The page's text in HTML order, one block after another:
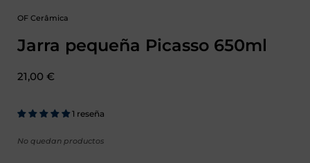
OF Cerâmica
Jarra pequeña Picasso 650ml
Precio:
21,00 €
1 reseña
No quedan productos